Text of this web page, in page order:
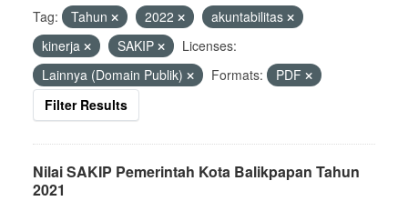
Tag: Tahun 2022
akuntabilitas
kinerja
SAKIP
Licenses:
Lainnya (Domain Publik)
Formats:
PDF
Filter Results
Nilai SAKIP Pemerintah Kota Balikpapan Tahun
2021